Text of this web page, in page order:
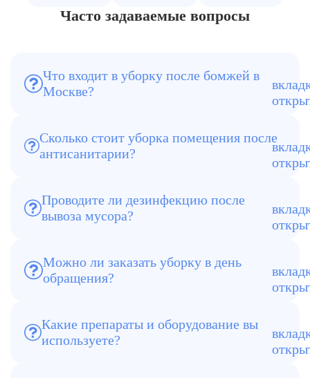
Часто задаваемые вопросы
Что входит в уборку после бомжей в
Москве?
В комплекс входит вывоз мусора,
уборка, дезинфекция, устранение
Сколько стоит уборка помещения после
антисанитарии?
Средняя стоимость от 9000 ₽,
рассчитывается индивидуально по
Проводите ли дезинфекцию после
вывоза мусора?
Да, обязательный этап — санитарная
Можно ли заказать уборку в день
обращения?
Да, при наличии свободной бригады
Какие препараты и оборудование вы
используете?
Только сертифицированные средства и
профессиональные озонаторы,